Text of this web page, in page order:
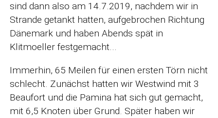
sind dann also am 14.7.2019, nachdem wir in
Strande getankt hatten, aufgebrochen Richtung
Dänemark und haben Abends spät in
Klitmoeller festgemacht...
Immerhin, 65 Meilen für einen ersten Törn nicht
schlecht. Zunächst hatten wir Westwind mit 3
Beaufort und die Pamina hat sich gut gemacht,
mit 6,5 Knoten über Grund. Später haben wir